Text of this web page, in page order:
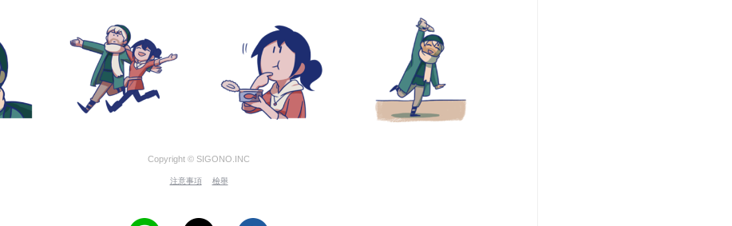
Copyright © SIGONO.INC
注意事項 檢舉